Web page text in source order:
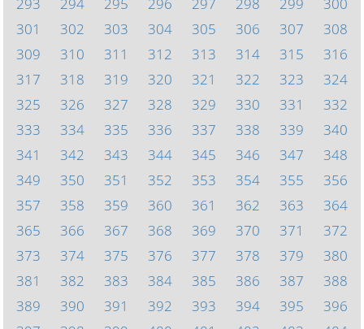
301
302 303 304 305 306 307
308
309
310 311 312 313 314 315
316
317
318 319 320 321 322 323
324
325
326 327 328 329 330 331
332
333
334 335 336 337 338 339
340
341
342 343 344 345 346 347
348
349
350 351 352 353 354 355
356
357
358 359 360 361 362 363
364
365
366 367 368 369 370 371
372
373
374 375 376 377 378 379
380
381
382 383 384 385 386 387
388
389
390 391 392 393 394 395
396